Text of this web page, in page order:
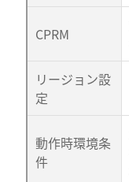
CPRM
リージョン設
定
動作時環境条
件